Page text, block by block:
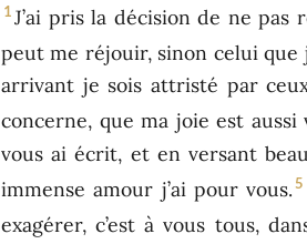
1 J’ai pris la décision de ne
peut me réjouir, sinon celui que
arrivant je sois attristé par
concerne, que ma joie est
vous ai écrit, et en versant
immense amour j’ai pour vous. 5
exagérer, c’est à vous tous,